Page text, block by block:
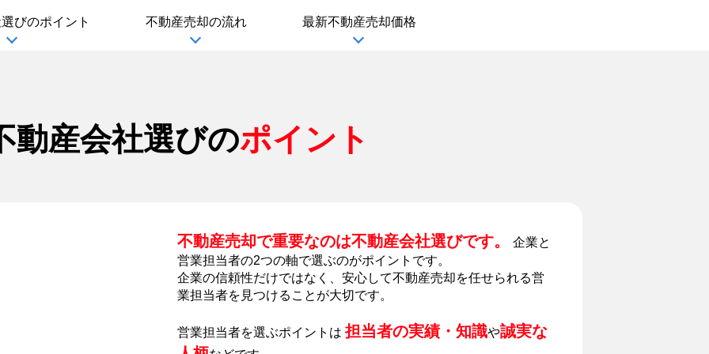
びのポイント 不動産売却の流れ 最新不動産売却価格
動産会社選びのポイント
不動産売却で重要なのは不動産会社選びです。
企業と
営業担当者の2つの軸で選ぶのがポイントです。
企業の信頼性だけではなく、安心して不動産売却を任せられる営
業担当者を見つけることが大切です。
営業担当者を選ぶポイントは 担当者の実績・知識や誠実な